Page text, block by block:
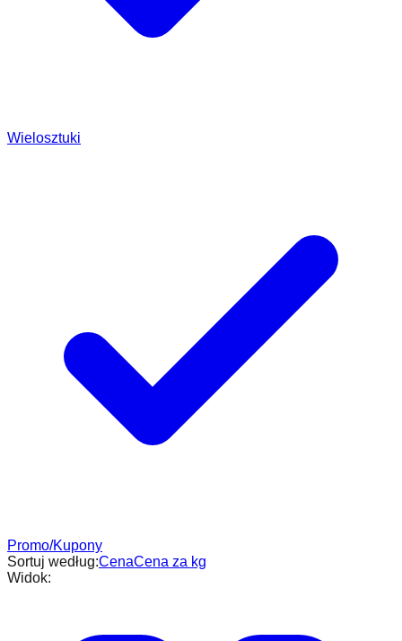
Wielosztuki
Promo/Kupony
Sortuj według:CenaCena za kg
Widok: